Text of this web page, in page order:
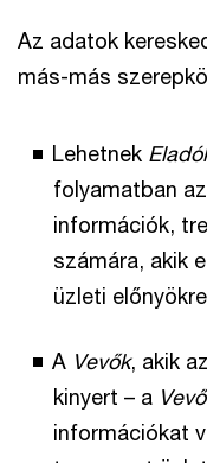
Az adatok
más-más
Lehetnek
folyamatban
információk,
számára, akik
üzleti
A Vevők, akik az
kinyert – a Vevő
információkat